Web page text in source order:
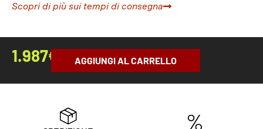
Scopri di più sui tempi di consegna
1.987€ AGGIUNGI AL CARRELLO